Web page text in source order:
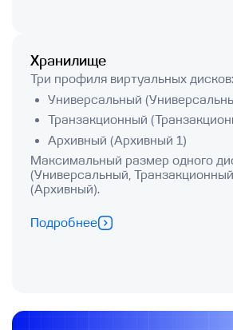
Хранилище
Три профиля виртуальных дисков:
Универсальный
Транзакционный
Архивный (Архивный 1)
Максимальный размер одного
(Универсальный,
(Архивный).
Подробнее